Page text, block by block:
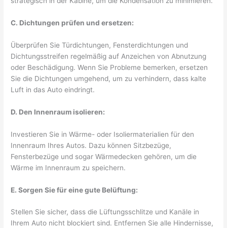
C. Dichtungen prüfen und ersetzen:
Überprüfen Sie Türdichtungen, Fensterdichtungen und
Dichtungsstreifen regelmäßig auf Anzeichen von Abnutzung
oder Beschädigung. Wenn Sie Probleme bemerken, ersetzen
Sie die Dichtungen umgehend, um zu verhindern, dass kalte
Luft in das Auto eindringt.
D. Den Innenraum isolieren:
Investieren Sie in Wärme- oder Isoliermaterialien für den
Innenraum Ihres Autos. Dazu können Sitzbezüge,
Fensterbezüge und sogar Wärmedecken gehören, um die
Wärme im Innenraum zu speichern.
E. Sorgen Sie für eine gute Belüftung:
Stellen Sie sicher, dass die Lüftungsschlitze und Kanäle in
Ihrem Auto nicht blockiert sind. Entfernen Sie alle Hindernisse,